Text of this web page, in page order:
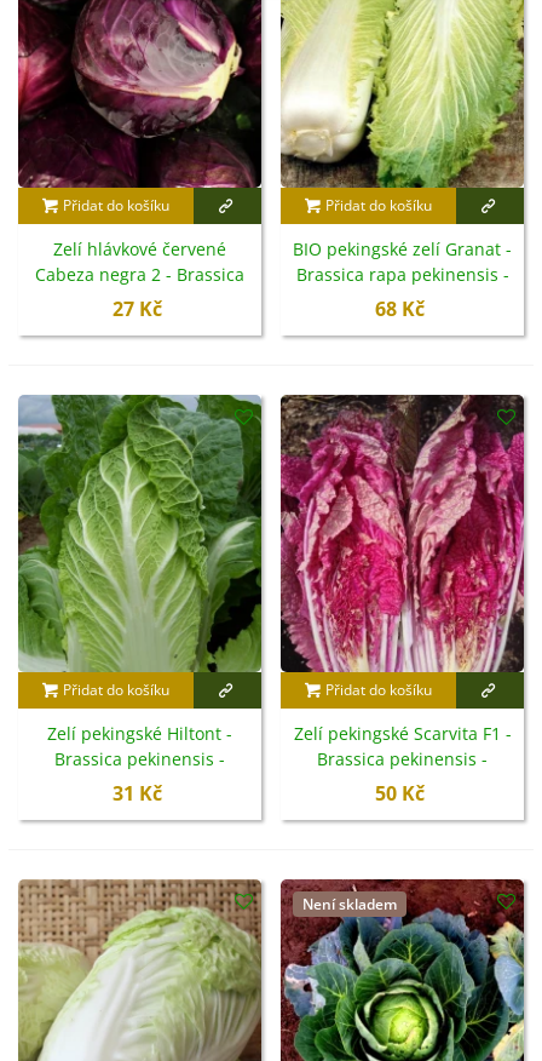
Přidat do košíku
Zelí hlávkové červené
Cabeza negra 2 - Brassica
oleracea - semena - 200 ks
27 Kč
Přidat do košíku
BIO pekingské zelí Granat -
Brassica rapa pekinensis -
bio semena - 100 ks
68 Kč
Přidat do košíku
Zelí pekingské Hiltont -
Brassica pekinensis -
semena - 100 ks
31 Kč
Přidat do košíku
Zelí pekingské Scarvita F1 -
Brassica pekinensis -
semena - 10 ks
50 Kč
Není skladem